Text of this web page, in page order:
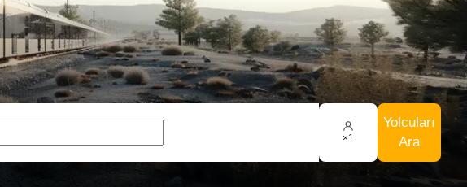
×1
Yolcuları
Ara